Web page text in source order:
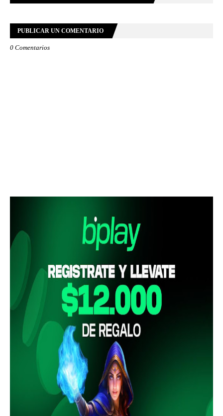
PUBLICAR UN COMENTARIO
0 Comentarios